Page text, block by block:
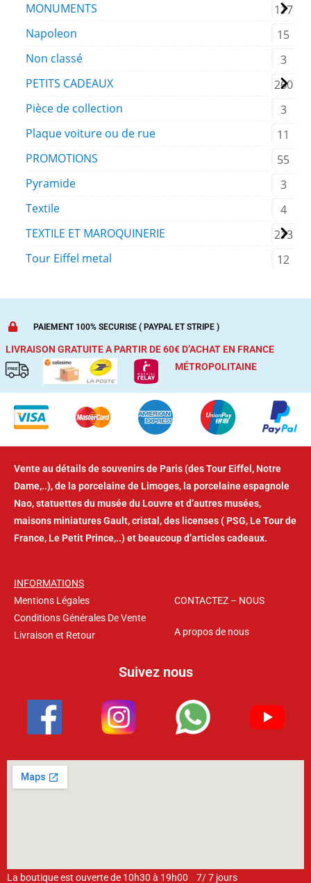
MONUMENTS
117
Napoleon
15
Non classé
3
PETITS CADEAUX
260
Pièce de collection
3
Plaque voiture ou de rue
11
PROMOTIONS
55
Pyramide
3
Textile
4
TEXTILE ET MAROQUINERIE
213
Tour Eiffel metal
12
PAIEMENT 100% SECURISE ( PAYPAL ET STRIPE )
LIVRAISON GRATUITE A PARTIR DE 60€ D’ACHAT EN FRANCE
MÉTROPOLITAINE
Vente au détails de souvenirs de Paris (des Tour Eiffel, Notre
Dame,..), de la porcelaine de Limoges, la porcelaine espagnole
Nao, statuettes du musée du Louvre et d’autres musées,
maisons miniatures Gault, cristal, des licenses ( PSG, Le Tour de
France, Le Petit Prince,..) et beaucoup d’articles cadeaux.
INFORMATIONS
Mentions Légales
Conditions Générales De Vente
Livraison et Retour
CONTACTEZ – NOUS
A propos de nous
Suivez nous
La boutique est ouverte de 10h30 à 19h00 7/ 7 jours